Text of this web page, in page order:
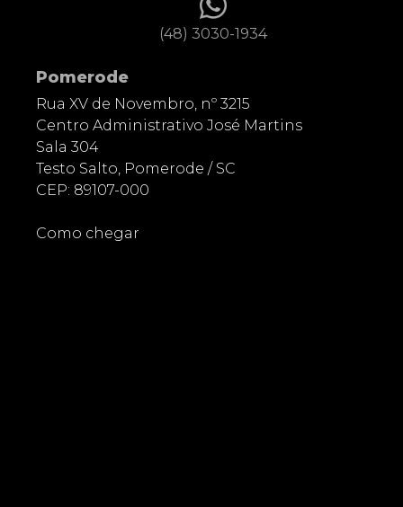
(48) 3030-1934
Pomerode
Rua XV de Novembro, nº 3215
Centro Administrativo José Martins
Sala 304
Testo Salto, Pomerode / SC
CEP: 89107-000
Como chegar